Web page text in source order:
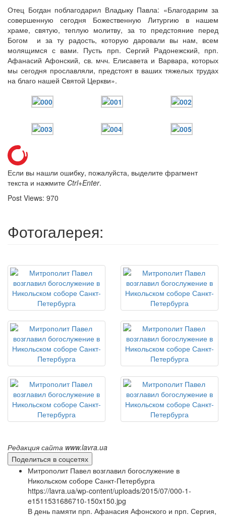
Отец Богдан поблагодарил Владыку Павла: «Благодарим за
совершенную сегодня Божественную Литургию в нашем
храме, святую, теплую молитву, за то предстояние перед
Богом и за ту радость, которую даровали вы нам, всем
молящимся с вами. Пусть прп. Сергий Радонежский, прп.
Афанасий Афонский, св. мчч. Елисавета и Варвара, которых
мы сегодня прославляли, предстоят в ваших тяжелых трудах
на благо нашей Святой Церкви».
Если вы нашли ошибку, пожалуйста, выделите фрагмент
текста и нажмите Ctrl+Enter.
Post Views: 970
Фотогалерея:
Редакция сайта www.lavra.ua
Поделиться в соцсетях
Митрополит Павел возглавил богослужение в
Никольском соборе Санкт-Петербурга
https://lavra.ua/wp-content/uploads/2015/07/000-1-
e1511531686710-150x150.jpg
В день памяти прп. Афанасия Афонского и прп. Сергия,